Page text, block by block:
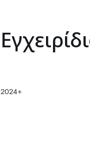
2024+